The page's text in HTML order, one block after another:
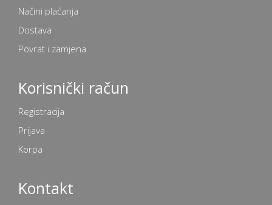
Načini plaćanja
Dostava
Povrat i zamjena
Korisnički račun
Registracija
Prijava
Korpa
Kontakt